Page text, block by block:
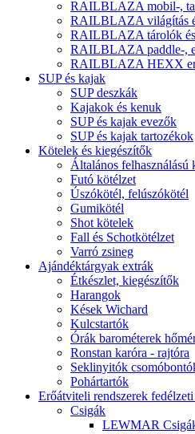
RAILBLAZA mobil-,
RAILBLAZA világítás
RAILBLAZA tárolók és
RAILBLAZA paddle-,
RAILBLAZA HEXX
SUP és kajak
SUP deszkák
Kajakok és kenuk
SUP és kajak evezők
SUP és kajak tartozékok
Kötelek és kiegészítők
Általános felhasználású
Futó kötélzet
Úszókötél, felúszókötél
Gumikötél
Shot kötelek
Fall és Schotkötélzet
Varró zsineg
Ajándéktárgyak extrák
Étkészlet, kiegészítők
Harangok
Kések Wichard
Kulcstartók
Órák barométerek
Ronstan karóra - rajtóra
Seklinyitók
Pohártartók
Erőátviteli rendszerek
Csigák
LEWMAR